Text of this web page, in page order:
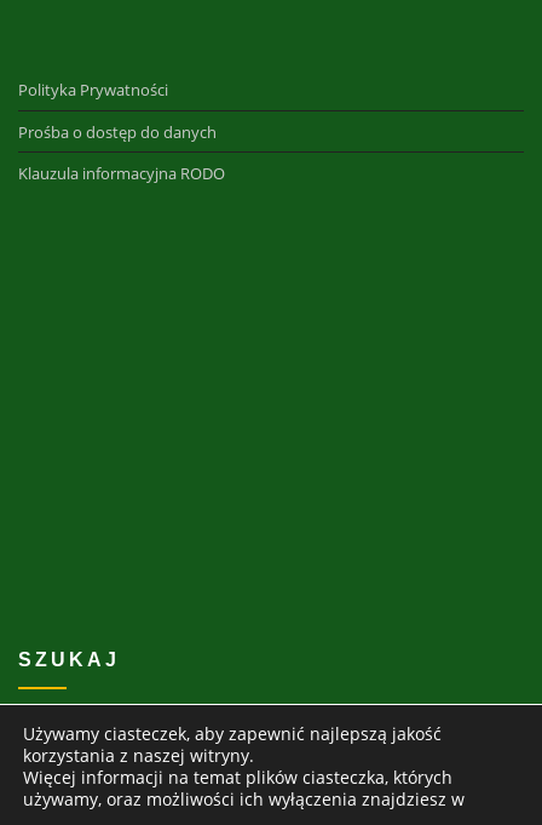
Polityka Prywatności
Prośba o dostęp do danych
Klauzula informacyjna RODO
SZUKAJ
Używamy ciasteczek, aby zapewnić najlepszą jakość
korzystania z naszej witryny.
Więcej informacji na temat plików ciasteczka, których
używamy, oraz możliwości ich wyłączenia znajdziesz w